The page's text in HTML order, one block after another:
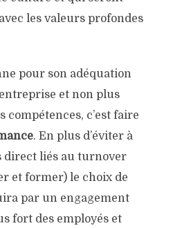
les valeurs profondes
pour son adéquation
et non plus
c’est faire
. En plus d’éviter à
direct liés au turnover
et former) le choix de
par un engagement
fort des employés et